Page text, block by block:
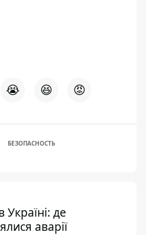
😭 😆 😡
БЕЗОПАСНОСТЬ
Україні: де
аварії